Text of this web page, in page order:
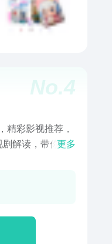
的妥瑞氏》
篇》《文运中
录这个时代。
。 明星
寻你的音乐宝
步课程+直播回
荐，自主学习
之都·青春季、
！、开麦总冠
、金曲青春、
No.4
精彩影视推荐，
解读，带你畅
。小小影视下
样的视觉效果。
更多